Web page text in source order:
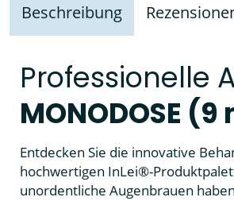
Beschreibung
Professionelle
MONODOSE (9
Entdecken Sie die innovative
hochwertigen InLei®-
unordentliche Augenbrauen